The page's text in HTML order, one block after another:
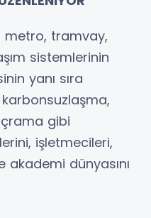
metro, tramvay,
sistemlerinin
yanı sıra
gibi
işletmecileri,
akademi dünyasını